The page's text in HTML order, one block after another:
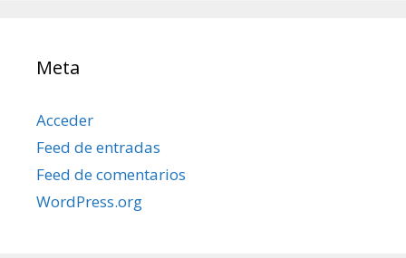
Meta
Acceder
Feed de entradas
Feed de comentarios
WordPress.org